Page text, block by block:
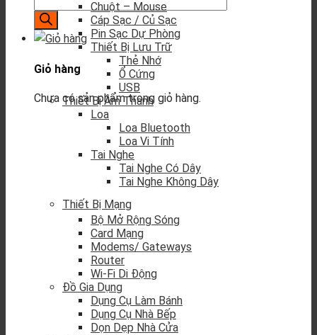
Giỏ hàng
Chưa có sản phẩm trong giỏ hàng.
Chuột – Mouse
Cáp Sạc / Củ Sạc
Pin Sạc Dự Phòng
Thiết Bị Lưu Trữ
Thẻ Nhớ
Ổ Cứng
USB
Thiết Bị Âm Thanh
Loa
Loa Bluetooth
Loa Vi Tính
Tai Nghe
Tai Nghe Có Dây
Tai Nghe Không Dây
Thiết Bị Mạng
Bộ Mở Rộng Sóng
Card Mạng
Modems/ Gateways
Router
Wi-Fi Di Động
Đồ Gia Dụng
Dụng Cụ Làm Bánh
Dụng Cụ Nhà Bếp
Dọn Dẹp Nhà Cửa